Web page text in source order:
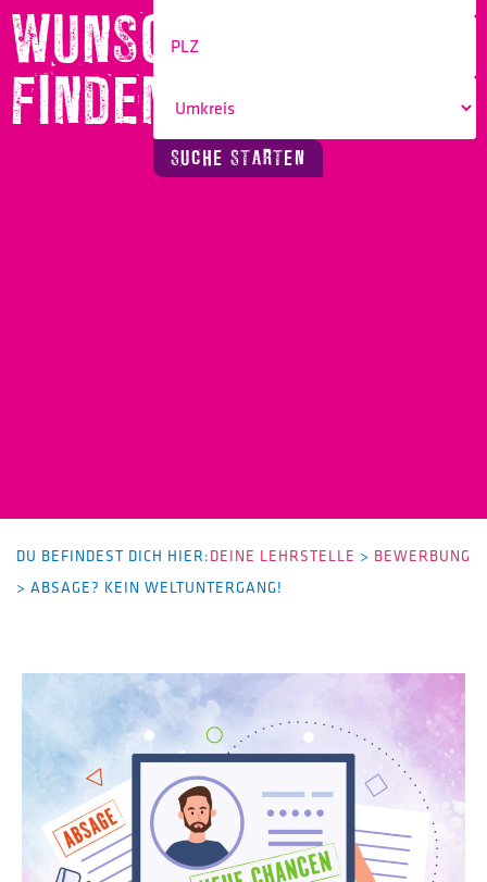
WUNSCHBERUF
FINDEN!
SUCHE STARTEN
DU BEFINDEST DICH HIER:DEINE LEHRSTELLE > BEWERBUNG
> ABSAGE? KEIN WELTUNTERGANG!